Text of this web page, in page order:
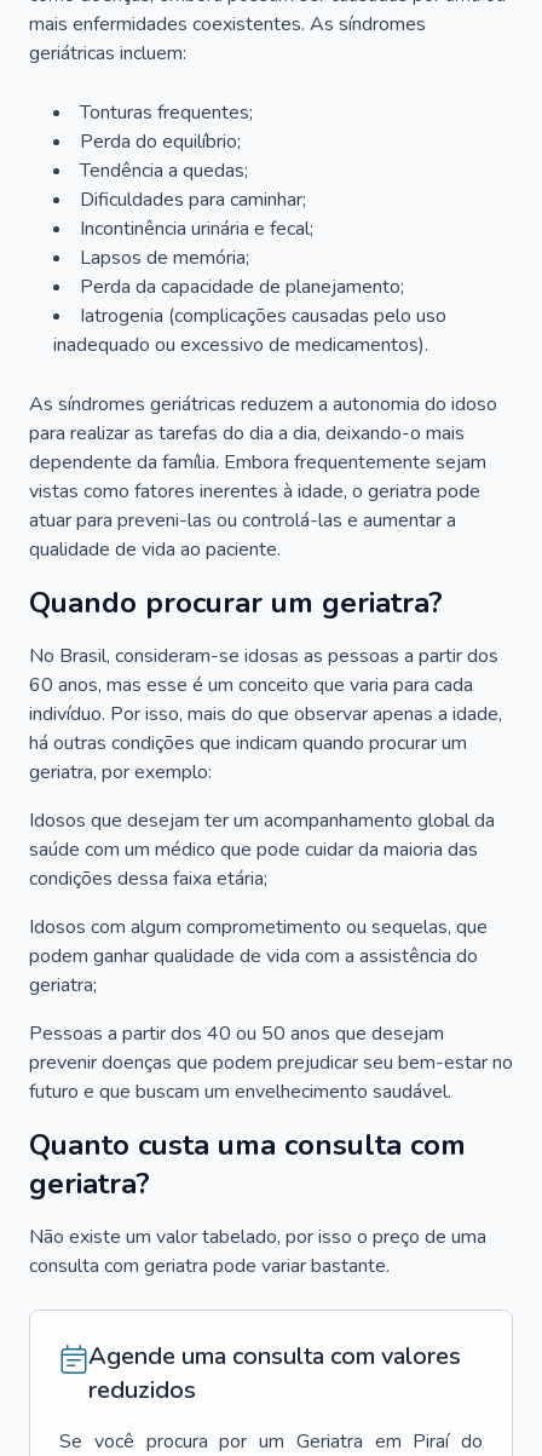
mais enfermidades coexistentes. As síndromes
geriátricas incluem:
Tonturas frequentes;
Perda do equilíbrio;
Tendência a quedas;
Dificuldades para caminhar;
Incontinência urinária e fecal;
Lapsos de memória;
Perda da capacidade de planejamento;
Iatrogenia (complicações causadas pelo uso
inadequado ou excessivo de medicamentos).
As síndromes geriátricas reduzem a autonomia do idoso
para realizar as tarefas do dia a dia, deixando-o mais
dependente da família. Embora frequentemente sejam
vistas como fatores inerentes à idade, o geriatra pode
atuar para preveni-las ou controlá-las e aumentar a
qualidade de vida ao paciente.
Quando procurar um geriatra?
No Brasil, consideram-se idosas as pessoas a partir dos
60 anos, mas esse é um conceito que varia para cada
indivíduo. Por isso, mais do que observar apenas a idade,
há outras condições que indicam quando procurar um
geriatra, por exemplo:
Idosos que desejam ter um acompanhamento global da
saúde com um médico que pode cuidar da maioria das
condições dessa faixa etária;
Idosos com algum comprometimento ou sequelas, que
podem ganhar qualidade de vida com a assistência do
geriatra;
Pessoas a partir dos 40 ou 50 anos que desejam
prevenir doenças que podem prejudicar seu bem-estar no
futuro e que buscam um envelhecimento saudável.
Quanto custa uma consulta com
geriatra?
Não existe um valor tabelado, por isso o preço de uma
consulta com geriatra pode variar bastante.
Agende uma consulta com valores
reduzidos
Se você procura por um Geriatra em Piraí do